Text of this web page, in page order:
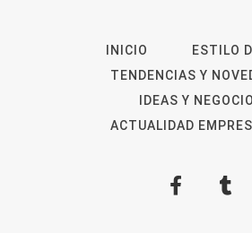
INICIO
ESTILO
TENDENCIAS Y
IDEAS Y
ACTUALIDAD